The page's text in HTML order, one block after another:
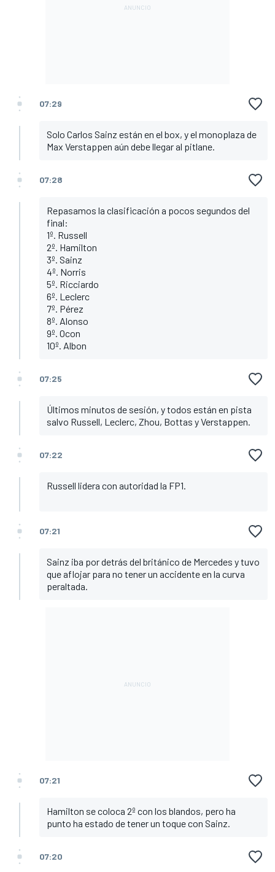
07:29
Solo Carlos Sainz están en el box, y el monoplaza de
Max Verstappen aún debe llegar al pitlane.
07:28
Repasamos la clasificación a pocos segundos del
final:
1º. Russell
2º. Hamilton
3º. Sainz
4º. Norris
5º. Ricciardo
6º. Leclerc
7º. Pérez
8º. Alonso
9º. Ocon
10º. Albon
07:25
Últimos minutos de sesión, y todos están en pista
salvo Russell, Leclerc, Zhou, Bottas y Verstappen.
07:22
Russell lidera con autoridad la FP1.
07:21
Sainz iba por detrás del británico de Mercedes y tuvo
que aflojar para no tener un accidente en la curva
peraltada.
07:21
Hamilton se coloca 2º con los blandos, pero ha
punto ha estado de tener un toque con Sainz.
07:20